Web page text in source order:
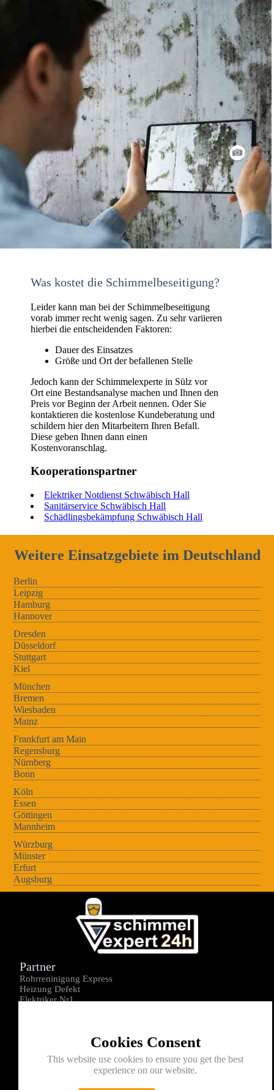
Was kostet die Schimmelbeseitigung?
Leider kann man bei der Schimmelbeseitigung
vorab immer recht wenig sagen. Zu sehr variieren
hierbei die entscheidenden Faktoren:
Dauer des Einsatzes
Größe und Ort der befallenen Stelle
Jedoch kann der Schimmelexperte in Sülz vor
Ort eine Bestandsanalyse machen und Ihnen den
Preis vor Beginn der Arbeit nennen. Oder Sie
kontaktieren die kostenlose Kundeberatung und
schildern hier den Mitarbeitern Ihren Befall.
Diese geben Ihnen dann einen
Kostenvoranschlag.
Kooperationspartner
Elektriker Notdienst Schwäbisch Hall
Sanitärservice Schwäbisch Hall
Schädlingsbekämpfung Schwäbisch Hall
Weitere Einsatzgebiete im Deutschland
Berlin
Leipzig
Hamburg
Hannover
Dresden
Düsseldorf
Stuttgart
Kiel
München
Bremen
Wiesbaden
Mainz
Frankfurt am Main
Regensburg
Nürnberg
Bonn
Köln
Essen
Göttingen
Mannheim
Würzburg
Münster
Erfurt
Augsburg
Cookies Consent
This website use cookies to ensure you get the best
experience on our website.
Partner
Rohrreninigung Express
Heizung Defekt
Elektriker Nr1
Kontakt